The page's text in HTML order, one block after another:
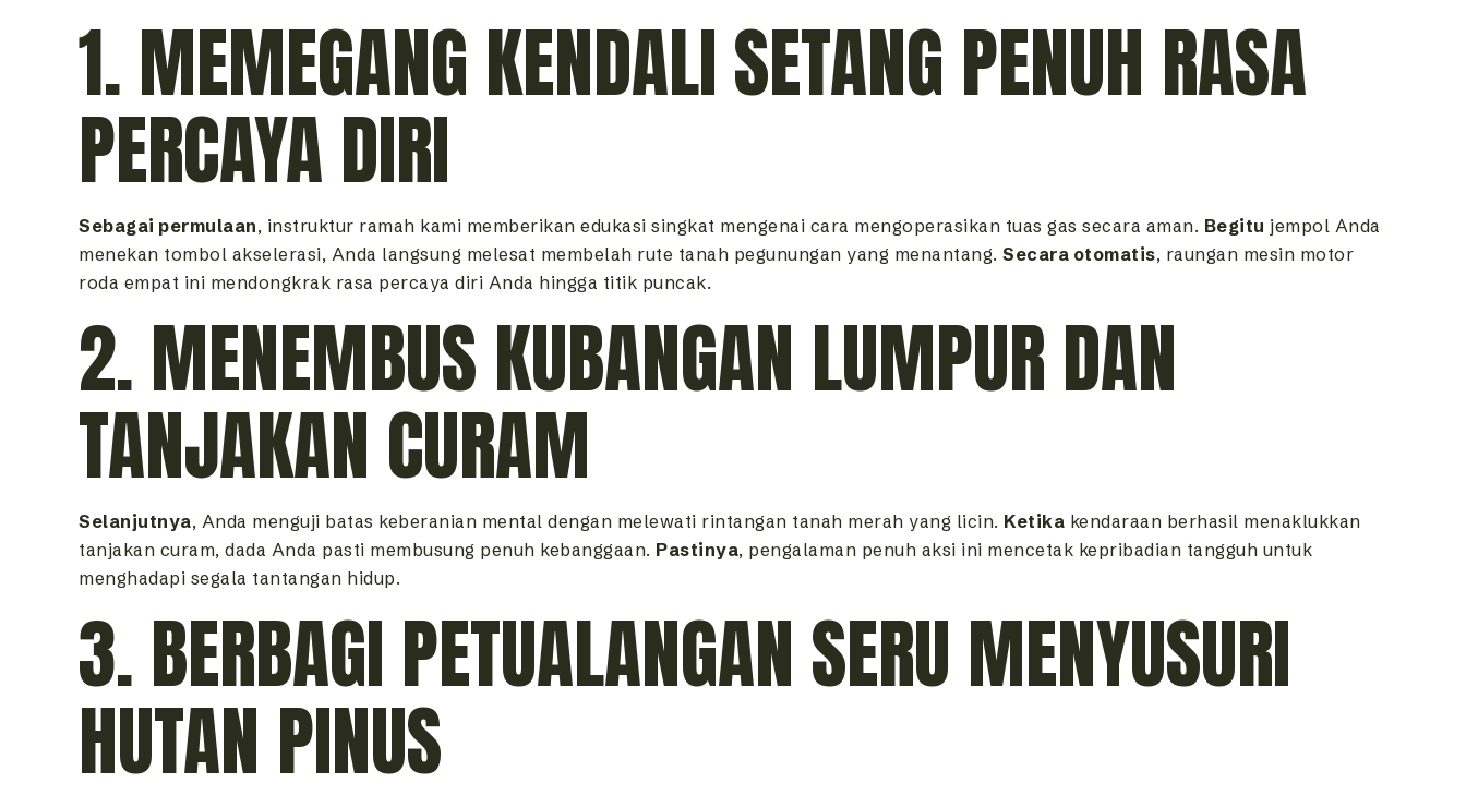
1. MEMEGANG KENDALI SETANG PENUH RASA
PERCAYA DIRI
Sebagai permulaan, instruktur ramah kami memberikan edukasi singkat mengenai cara mengoperasikan tuas gas secara aman. Begitu jempol Anda
menekan tombol akselerasi, Anda langsung melesat membelah rute tanah pegunungan yang menantang. Secara otomatis, raungan mesin motor
roda empat ini mendongkrak rasa percaya diri Anda hingga titik puncak.
2. MENEMBUS KUBANGAN LUMPUR DAN
TANJAKAN CURAM
Selanjutnya, Anda menguji batas keberanian mental dengan melewati rintangan tanah merah yang licin. Ketika kendaraan berhasil menaklukkan
tanjakan curam, dada Anda pasti membusung penuh kebanggaan. Pastinya, pengalaman penuh aksi ini mencetak kepribadian tangguh untuk
menghadapi segala tantangan hidup.
3. BERBAGI PETUALANGAN SERU MENYUSURI
HUTAN PINUS